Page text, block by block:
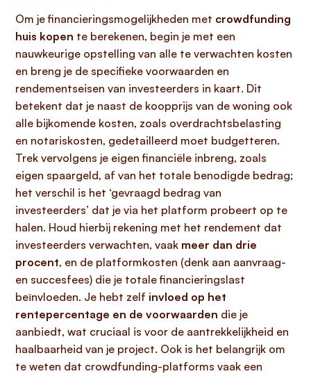
Om je financieringsmogelijkheden met crowdfunding
huis kopen te berekenen, begin je met een
nauwkeurige opstelling van alle te verwachten kosten
en breng je de specifieke voorwaarden en
rendementseisen van investeerders in kaart. Dit
betekent dat je naast de koopprijs van de woning ook
alle bijkomende kosten, zoals overdrachtsbelasting
en notariskosten, gedetailleerd moet budgetteren.
Trek vervolgens je eigen financiële inbreng, zoals
eigen spaargeld, af van het totale benodigde bedrag;
het verschil is het ‘gevraagd bedrag van
investeerders’ dat je via het platform probeert op te
halen. Houd hierbij rekening met het rendement dat
investeerders verwachten, vaak meer dan drie
procent, en de platformkosten (denk aan aanvraag-
en succesfees) die je totale financieringslast
beïnvloeden. Je hebt zelf invloed op het
rentepercentage en de voorwaarden die je
aanbiedt, wat cruciaal is voor de aantrekkelijkheid en
haalbaarheid van je project. Ook is het belangrijk om
te weten dat crowdfunding-platforms vaak een